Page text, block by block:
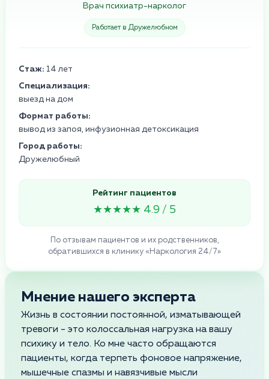
Врач психиатр-нарколог
Работает в Дружелюбном
Стаж: 14 лет
Специализация:
выезд на дом
Формат работы:
вывод из запоя, инфузионная детоксикация
Город работы:
Дружелюбный
Рейтинг пациентов
★★★★★ 4.9 / 5
По отзывам пациентов и их родственников,
обратившихся в клинику «Наркология 24/7»
Мнение нашего эксперта
Жизнь в состоянии постоянной, изматывающей
тревоги - это колоссальная нагрузка на вашу
психику и тело. Ко мне часто обращаются
пациенты, когда терпеть фоновое напряжение,
мышечные спазмы и навязчивые мысли